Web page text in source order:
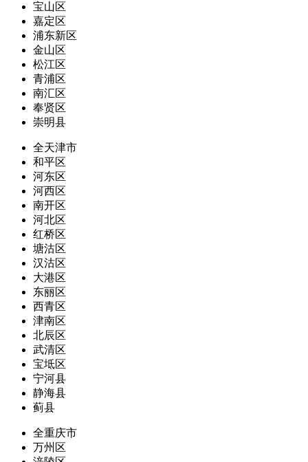
宝山区
嘉定区
浦东新区
金山区
松江区
青浦区
南汇区
奉贤区
崇明县
全天津市
和平区
河东区
河西区
南开区
河北区
红桥区
塘沽区
汉沽区
大港区
东丽区
西青区
津南区
北辰区
武清区
宝坻区
宁河县
静海县
蓟县
全重庆市
万州区